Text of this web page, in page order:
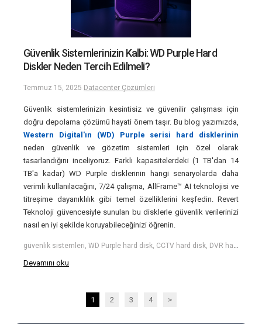
Güvenlik Sistemlerinizin Kalbi: WD Purple Hard
Diskler Neden Tercih Edilmeli?
Temmuz 15, 2025 Datacenter Çözümleri
Güvenlik sistemlerinizin kesintisiz ve güvenilir çalışması için
doğru depolama çözümü hayati önem taşır. Bu blog yazımızda,
Western Digital'ın (WD) Purple serisi hard disklerinin
neden güvenlik ve gözetim sistemleri için özel olarak
tasarlandığını inceliyoruz. Farklı kapasitelerdeki (1 TB'dan 14
TB'a kadar) WD Purple disklerinin hangi senaryolarda daha
verimli kullanılacağını, 7/24 çalışma, AllFrame™ AI teknolojisi ve
titreşime dayanıklılık gibi temel özelliklerini keşfedin. Revert
Teknoloji güvencesiyle sunulan bu disklerle güvenlik verilerinizi
nasıl en iyi şekilde koruyabileceğinizi öğrenin.
güvenlik sistemleri, WD Purple hard disk, CCTV hard disk, DVR hard disk, NVR hard disk, 7/24 güvenlik, gözetim diski, Revert Teknoloji, güvenlik kamerası depolama, 1TB WD Purple, 2TB WD Purple, 4TB WD Purple, 6TB WD Purple, 8TB WD Purple, 10TB WD Purple, 14TB WD Purple, resmi distribütör garantili, güvenlik çözümleri, AllFrame AI
Devamını oku
1 2 3 4 >